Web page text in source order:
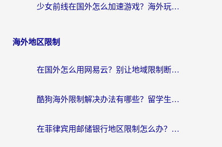
少女前线在国外怎么加速游戏？海外玩家必看的国服游戏畅玩指南
海外地区限制
在国外怎么用网易云？别让地域限制断了你的中文歌单——附听书社交定位解决方案
酷狗海外限制解决办法有哪些？留学生亲测有效的回国加速指南
在菲律宾用邮储银行地区限制怎么办？海外华人必看的回国加速解决方案